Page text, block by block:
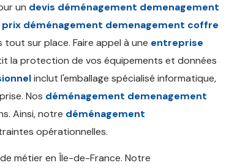
un devis déménagement demenagement
prix déménagement demenagement coffre
sur place. Faire appel à une entreprise
la protection de vos équipements et données
inclut l'emballage spécialisé informatique,
Nos déménagement demenagement
Ainsi, notre déménagement
opérationnelles.
métier en Île-de-France. Notre